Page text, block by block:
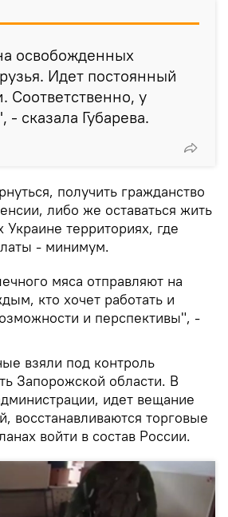
освобожденных
Идет постоянный
у
сказала Губарева.
получить гражданство
либо же оставаться жить
территориях, где
- минимум.
мяса отправляют на
кто хочет работать и
и перспективы", -
взяли под контроль
Запорожской области. В
идет вещание
восстанавливаются торговые
войти в состав России.